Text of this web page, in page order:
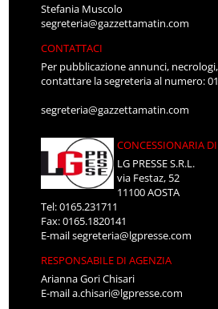
Stefania Muscolo
segreteria@gazzettamatin.com
CONTATTACI
Per pubblicazione annunci,
contattare la segreteria al numero:
segreteria@gazzettamatin.com
CONCESSIONARIA
LG PRESSE S.R.L.
via Festaz, 52
11100 AOSTA
Tel: 0165.231711
Fax: 0165.1820141
E-mailsegreteria@lgpresse.com
RESPONSABILE DI AGENZIA
Arianna Gori Chisari
E-maila.chisari@lgpresse.com